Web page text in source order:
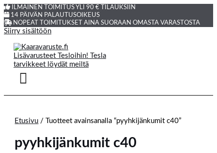
ILMAINEN TOIMITUS YLI 90 € TILAUKSIIN
14 PÄIVÄN PALAUTUSOIKEUS
NOPEAT TOIMITUKSET AINA SUORAAN OMASTA VARASTOSTA
Siirry sisältöön
Etusivu / Tuotteet avainsanalla “pyyhkijänkumit c40”
pyyhkijänkumit c40